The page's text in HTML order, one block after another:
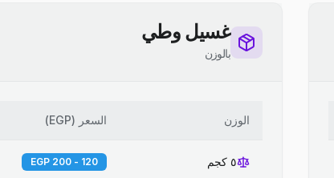
غسيل وطي
بالوزن
الوزن السعر (
EGP
)
٥ كجم 120 - 200 EGP